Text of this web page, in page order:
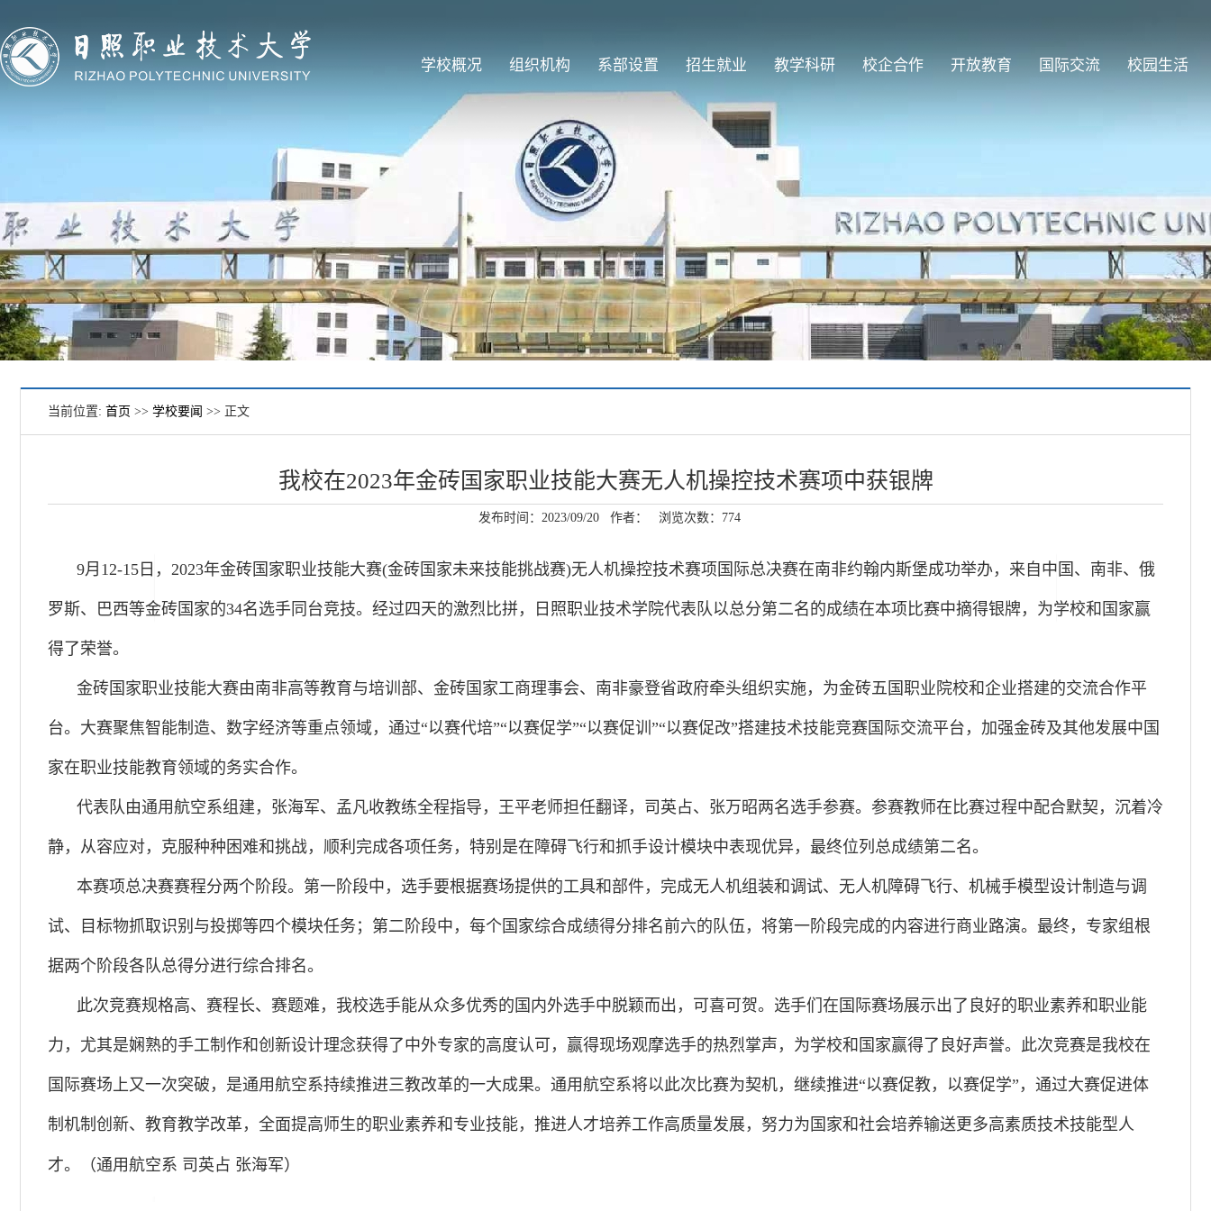
学校概况 组织机构 系部设置 招生就业 教学科研 校企合作 开放教育 国际交流 校园生活
当前位置: 首页 >> 学校要闻 >> 正文
我校在2023年金砖国家职业技能大赛无人机操控技术赛项中获银牌
发布时间：2023/09/20 作者： 浏览次数： 774
9月12-15日，2023年金砖国家职业技能大赛(金砖国家未来技能挑战赛)无人机操控技术赛项国际总决赛在南非约翰内斯堡成功举办，来自中国、南非、俄
罗斯、巴西等金砖国家的34名选手同台竞技。经过四天的激烈比拼，日照职业技术学院代表 队以总分第二名的成绩在本项比赛中摘得银牌，为学校和国家赢
得了荣誉。
金砖国家职业技能大赛由南非高等教育与培训部、金砖国家工商理事会、南非豪登省政府牵头组织实施，为金砖五国职业院校和企业搭建的交流合作平
台。大赛聚焦智能制造、数字经济等重点领域，通过“以赛代培”“以赛促学”“以赛促训”“以赛促改”搭建技术技能竞赛国际交流平台，加强金砖及其他发展中国
家在职业技能教育领域的务实合作。
代表队由通用航空系组建，张海军、孟凡收教练全程指导，王平老师担任翻译，司英占、张万昭两名选手参赛。参赛教师在比赛过程中配合默契，沉着冷
静，从容应对，克服种种困难和挑战，顺利完成各项任务，特别是在障碍飞行和抓手设计模块中表现优异，最终位列总成绩第二名。
本赛项总决赛赛程分两个阶段。第一阶段中，选手要根据赛场提供的工具和部件，完成无人机组装和调试、无人机障碍飞行、机械手模型设计制造与调
试、目标物抓取识别与投掷等四个模块任务；第二阶段中，每个国家综合成绩得分排名前六的队伍，将第一阶段完成的内容进行商业路演。最终，专家组根
据两个阶段各队总得分进行综合排名。
此次竞赛规格高、赛程长、赛题难，我校选手能从众多优秀的国内外选手中脱颖而出，可喜可贺。选手们在国际赛场展示出了良好的职业素养和职业能
力，尤其是娴熟的手工制作和创新设计理念获得了中外专家的高度认可，赢得现场观摩选手的热烈掌声，为学校和国家赢得了良好声誉。此次竞赛是我校在
国际赛场上又一次突破，是通用航空系持续推进三教改革的一大成果。通用航空系将以此次比赛为契机，继续推进“以赛促教，以赛促学”，通过大赛促进体
制机制创新、教育教学改革，全面提高师生的职业素养和专业技能，推进人才培养工作高质量发展，努力为国家和社会培养输送更多高素质技术技能型人
才。（通用航空系 司英占 张海军）